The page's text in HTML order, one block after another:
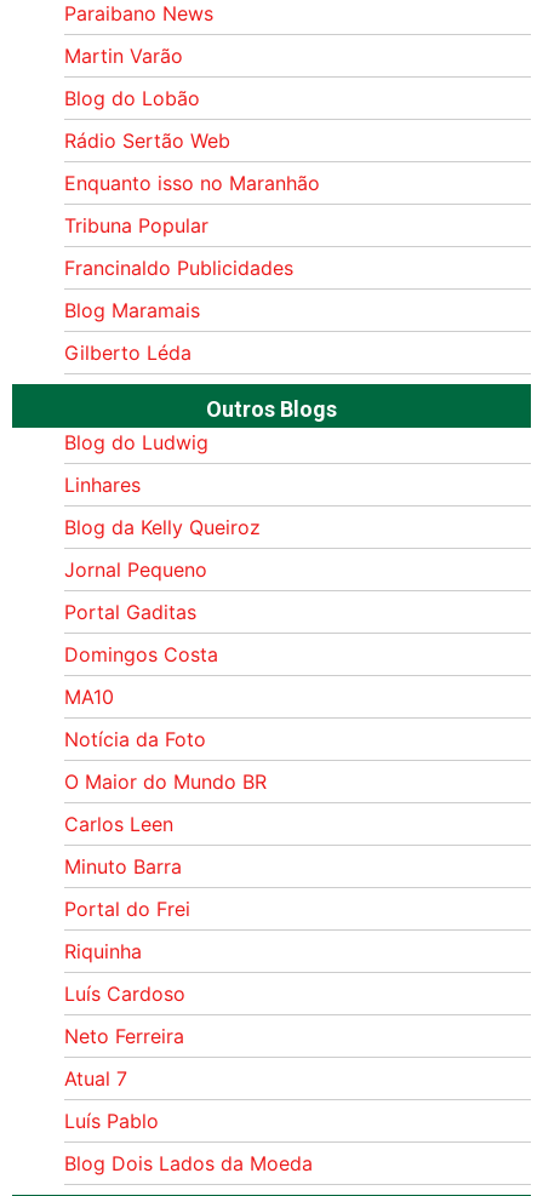
Paraibano News
Martin Varão
Blog do Lobão
Rádio Sertão Web
Enquanto isso no Maranhão
Tribuna Popular
Francinaldo Publicidades
Blog Maramais
Gilberto Léda
Outros Blogs
Blog do Ludwig
Linhares
Blog da Kelly Queiroz
Jornal Pequeno
Portal Gaditas
Domingos Costa
MA10
Notícia da Foto
O Maior do Mundo BR
Carlos Leen
Minuto Barra
Portal do Frei
Riquinha
Luís Cardoso
Neto Ferreira
Atual 7
Luís Pablo
Blog Dois Lados da Moeda